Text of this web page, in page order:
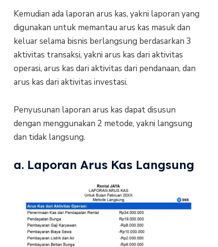
Kemudian ada laporan arus kas, yakni laporan yang
digunakan untuk memantau arus kas masuk dan
keluar selama bisnis berlangsung berdasarkan 3
aktivitas transaksi, yakni arus kas dari aktivitas
operasi, arus kas dari aktivitas dari pendanaan, dan
arus kas dari aktivitas investasi.
Penyusunan laporan arus kas dapat disusun
dengan menggunakan 2 metode, yakni langsung
dan tidak langsung.
a. Laporan Arus Kas Langsung